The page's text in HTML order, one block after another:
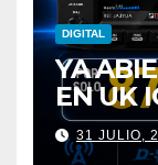
DIGITAL
YA
EN UK
31 JULIO,